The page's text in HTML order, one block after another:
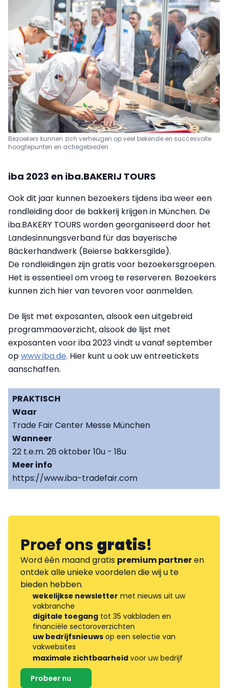
Bezoekers kunnen zich verheugen op veel bekende en succesvolle
hoogtepunten en actiegebieden
iba 2023 en iba.BAKERIJ TOURS
Ook dit jaar kunnen bezoekers tijdens iba weer een
rondleiding door de bakkerij krijgen in München. De
iba.BAKERY TOURS worden georganiseerd door het
Landesinnungsverband für das bayerische
Bäckerhandwerk (Beierse bakkersgilde).
De rondleidingen zijn gratis voor bezoekersgroepen.
Het is essentieel om vroeg te reserveren. Bezoekers
kunnen zich hier van tevoren voor aanmelden.
De lijst met exposanten, alsook een uitgebreid
programmaoverzicht, alsook de lijst met
exposanten voor iba 2023 vindt u vanaf september
opwww.iba.de. Hier kunt u ook uw entreetickets
aanschaffen.
PRAKTISCH
Waar
Trade Fair Center Messe München
Wanneer
22 t.e.m. 26 oktober 10u - 18u
Meer info
https://www.iba-tradefair.com
Proef onsgratis!
Word één maand gratis premium partneren
ontdek alle unieke voordelen die wij u te
bieden hebben.
wekelijkse newsletter met nieuws uit uw
vakbranche
digitale toegang tot 35 vakbladen en
financiële sectoroverzichten
uw bedrijfsnieuws op een selectie van
vakwebsites
maximale zichtbaarheid voor uw bedrijf
Probeer nu